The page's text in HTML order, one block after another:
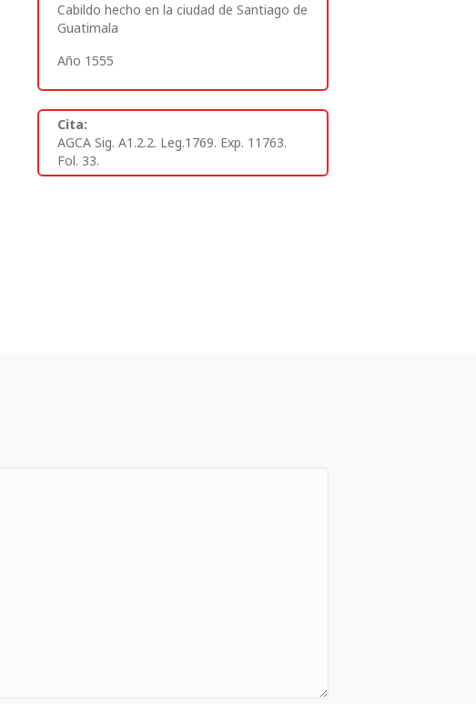
Cabildo hecho en la ciudad de Santiago de
Guatimala
Año 1555
Cita:
AGCA Sig. A1.2.2. Leg.1769. Exp. 11763.
Fol. 33.